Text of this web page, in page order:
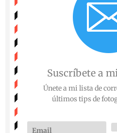
Suscríbete a
Únete a mi lista de
últimos tips de